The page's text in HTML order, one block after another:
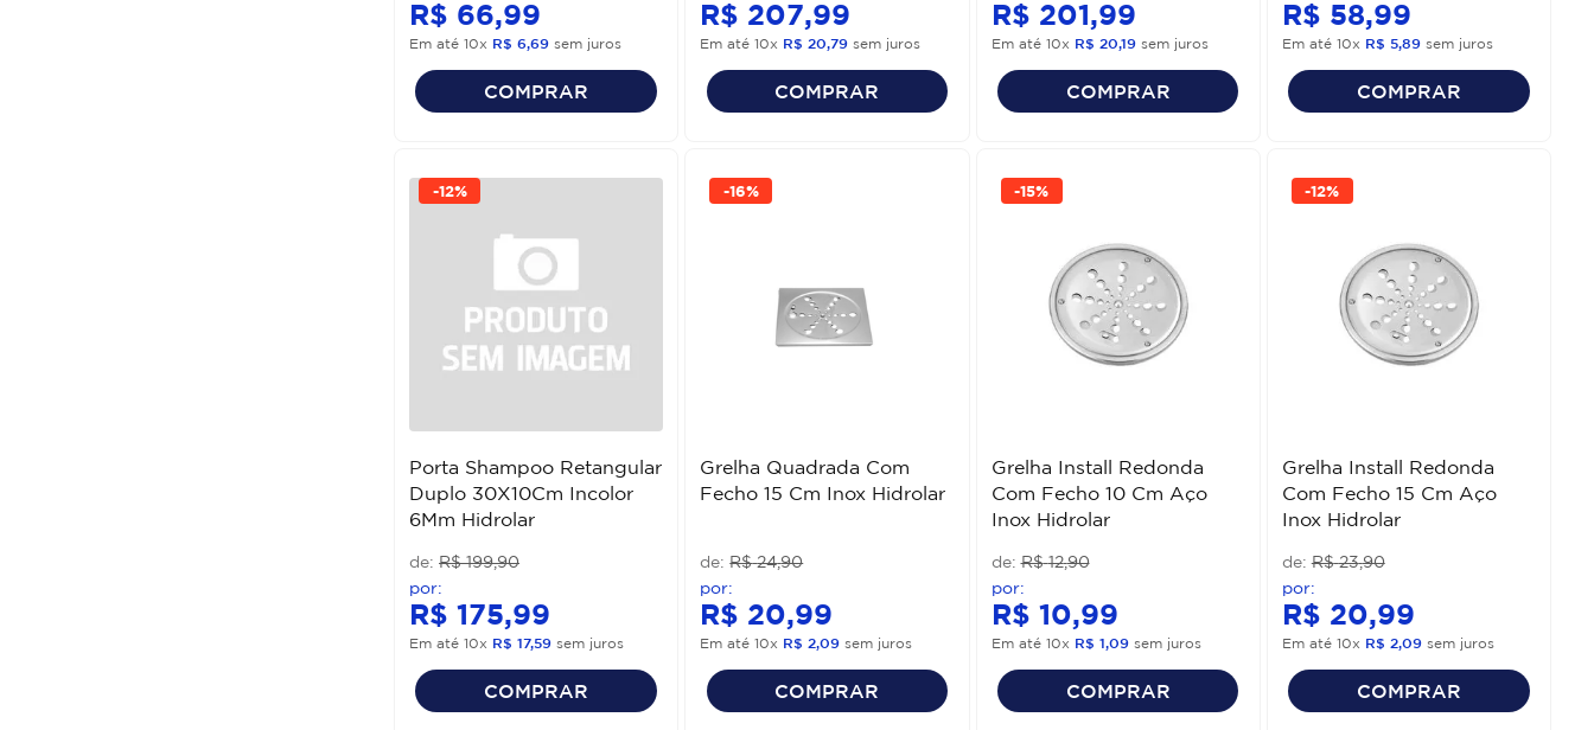
R$ 66,99
Em até 10x R$ 6,69 sem juros
COMPRAR
R$ 207,99
Em até10x R$ 20,79 sem juros
COMPRAR
R$ 201,99
Em até 10x R$ 20,19sem juros
COMPRAR
R$ 58,99
Em até 10x R$ 5,89sem juros
COMPRAR
-12%
Porta Shampoo Retangular
Duplo 30X10Cm Incolor
6Mm Hidrolar
R$ 199,90
R$ 175,99
Em até 10x R$ 17,59 sem juros
COMPRAR
-16%
Grelha Quadrada Com
Fecho 15 Cm Inox Hidrolar
R$ 24,90
R$ 20,99
Em até10x R$ 2,09 sem juros
COMPRAR
-15%
Grelha Install Redonda
Com Fecho 10 Cm Aço
Inox Hidrolar
R$ 12,90
R$ 10,99
Em até 10x R$ 1,09sem juros
COMPRAR
-12%
Grelha Install Redonda
Com Fecho 15 Cm Aço
Inox Hidrolar
R$ 23,90
R$ 20,99
Em até 10x R$ 2,09sem juros
COMPRAR